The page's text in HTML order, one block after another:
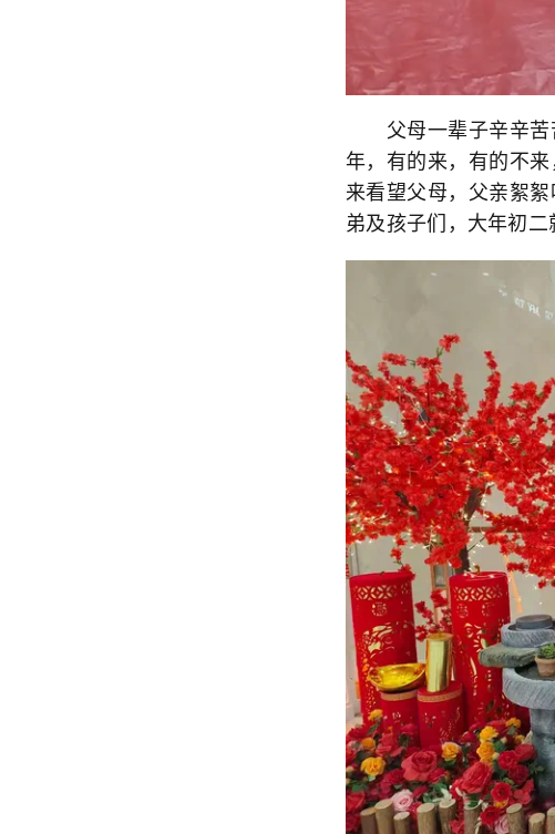
父母一辈子辛辛苦
年，有的来，有的不
来看望父母，父亲絮
弟及孩子们，大年初